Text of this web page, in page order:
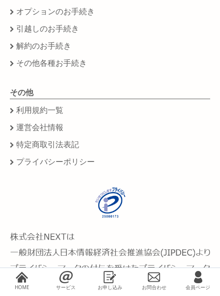
オプションのお手続き
引越しのお手続き
解約のお手続き
その他各種お手続き
その他
利用規約一覧
運営会社情報
特定商取引法表記
プライバシーポリシー
HOME サービス お申し込み お問合わせ 会員ページ